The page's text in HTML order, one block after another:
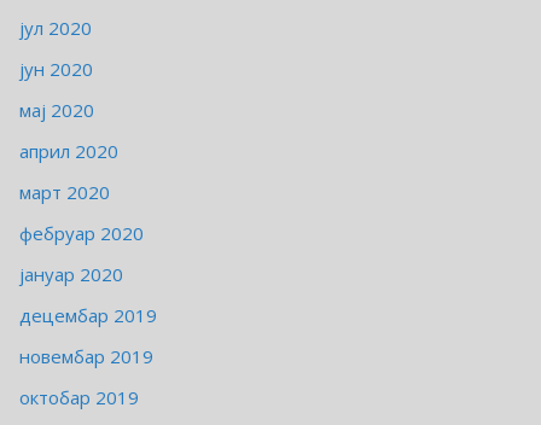
јул 2020
јун 2020
мај 2020
април 2020
март 2020
фебруар 2020
јануар 2020
децембар 2019
новембар 2019
октобар 2019